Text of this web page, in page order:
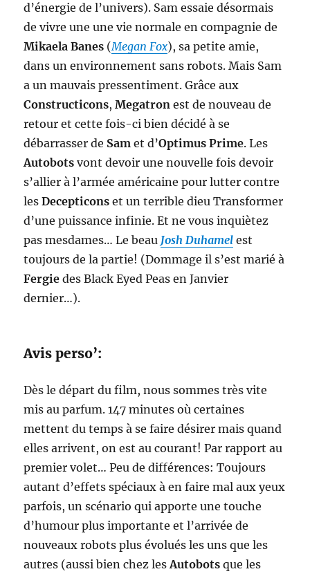
d’énergie de l’univers). Sam essaie désormais
de vivre une une vie normale en compagnie de
Mikaela Banes (Megan Fox), sa petite amie,
dans un environnement sans robots. Mais Sam
a un mauvais pressentiment. Grâce aux
Constructicons,Megatron est de nouveau de
retour et cette fois-ci bien décidé à se
débarrasser de Sam et d’Optimus Prime. Les
Autobots vont devoir une nouvelle fois devoir
s’allier à l’armée américaine pour lutter contre
lesDecepticons et un terrible dieu Transformer
d’une puissance infinie. Et ne vous inquiètez
pas mesdames… Le beau Josh Duhamel est
toujours de la partie! (Dommage il s’est marié à
Fergie des Black Eyed Peas en Janvier
dernier…).
Avis perso’:
Dès le départ du film, nous sommes très vite
mis au parfum. 147 minutes où certaines
mettent du temps à se faire désirer mais quand
elles arrivent, on est au courant! Par rapport au
premier volet… Peu de différences: Toujours
autant d’effets spéciaux à en faire mal aux yeux
parfois, un scénario qui apporte une touche
d’humour plus importante et l’arrivée de
nouveaux robots plus évolués les uns que les
autres (aussi bien chez lesAutobots que les